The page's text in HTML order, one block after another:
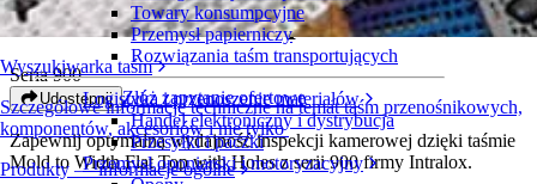
Wyszukiwarka taśm
Szczegółowe informacje techniczne na temat taśm przenośnikowych,
komponentów, akcesoriów i nie tylko
Produkty — informacje ogólne
Towary konsumpcyjne
Przemysł papierniczy
Rozwiązania taśm transportujących
Logistyka i przenoszenie materiałów
Handel elektroniczny i dystrybucja
Przesyłki i paczki
Przemysł oponiarski i motoryzacyjny
Mold to Width Flat Top z otworami
Seria 900
Udostępnij Złóż zapytanie ofertowe
Zapewnij optymalną wydajność inspekcji kamerowej dzięki taśmie
Mold to Width Flat Top with Holes z serii 900 firmy Intralox.